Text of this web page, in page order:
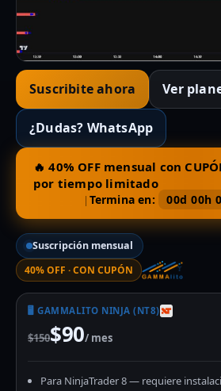
Suscribite ahora Ver
¿Dudas? WhatsApp
🔥 40% OFF mensual con
por tiempo limitado
| Termina en: 00d 00h
Suscripción mensual
40% OFF · CON CUPÓN
🖥 GAMMALITO NINJA (NT8)
$150$90/ mes
Para NinjaTrader 8 — requiere